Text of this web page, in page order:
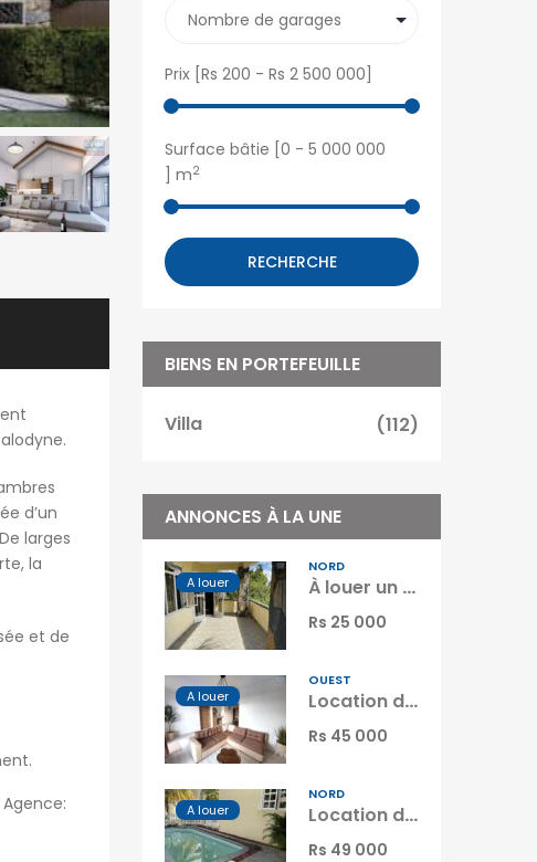
d’un
larges
la
et de
Prix [ Rs 200 - Rs 2 500 000
Surface bâtie [ 0 - 5 000 000
] m2
RECHERCHE
BIENS EN PORTEFEUILLE
Villa (112)
ANNONCES À LA UNE
A louer
NORD
À louer un appartement avec studio indépendant à quelques pas de la plage de Grand Gaube Maurice
Rs 25 000
A louer
OUEST
Location d’un charmant appartement dans une résidence sécurisée avec piscine commune à Flic en Flac Maurice
Rs 45 000
A louer
NORD
Location d’une charmante villa dans une résidence sécurisée avec piscine à Péreybère Maurice
Rs 49 000